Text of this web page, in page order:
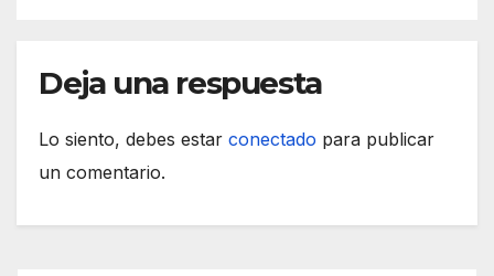
Deja una respuesta
Lo siento, debes estar conectado para publicar
un comentario.